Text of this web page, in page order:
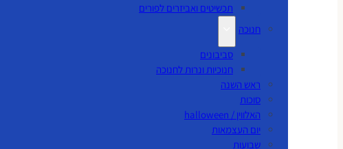
תכשיטים ואביזרים לפורים
חנוכה
סביבונים
חנוכיות ונרות לחנוכה
ראש השנה
סוכות
האלווין / halloween
יום העצמאות
שבועות